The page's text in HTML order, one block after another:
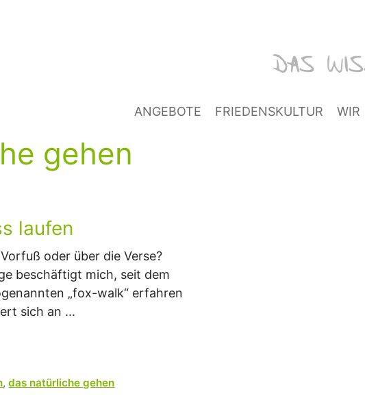
ANGEBOTE FRIEDENSKULTUR WIR
gehen
laufen
oder über die Verse?
beschäftigt mich, seit dem
„fox-walk“ erfahren
sich an ...
,das natürliche gehen